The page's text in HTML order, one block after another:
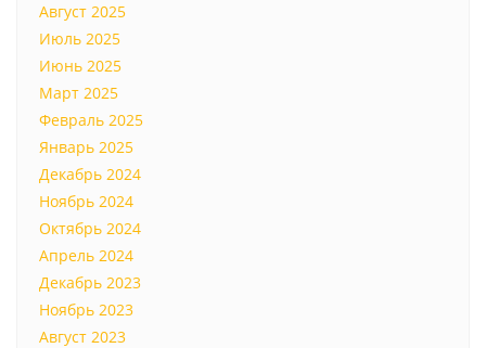
Август 2025
Июль 2025
Июнь 2025
Март 2025
Февраль 2025
Январь 2025
Декабрь 2024
Ноябрь 2024
Октябрь 2024
Апрель 2024
Декабрь 2023
Ноябрь 2023
Август 2023